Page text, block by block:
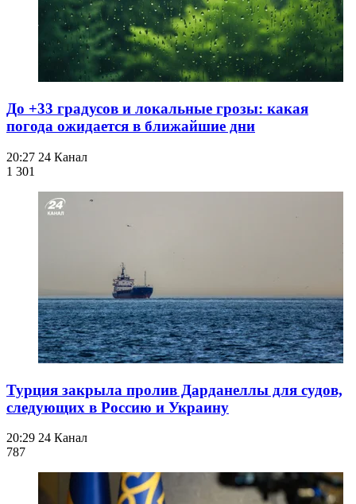
До +33 градусов и локальные грозы: какая
погода ожидается в ближайшие дни
20:27 24 Канал
1 301
Турция закрыла пролив Дарданеллы для судов,
следующих в Россию и Украину
20:29 24 Канал
787